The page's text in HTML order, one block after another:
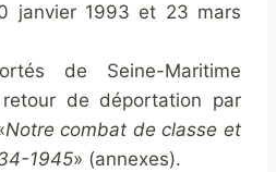
janvier 1993 et 23 mars
de Seine-Maritime
de déportation par
Notre combat de classe et
1945» (annexes).